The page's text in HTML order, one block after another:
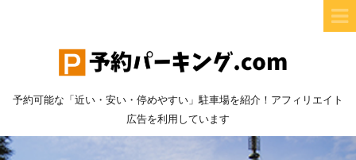
予約可能な「近い・安い・停めやすい」駐車場を紹介！アフィリエイト
広告を利用しています